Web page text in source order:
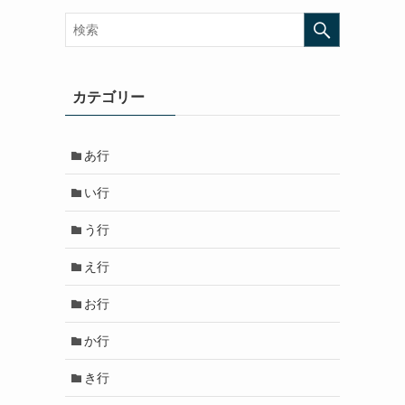
カテゴリー
あ行
い行
う行
え行
お行
か行
き行